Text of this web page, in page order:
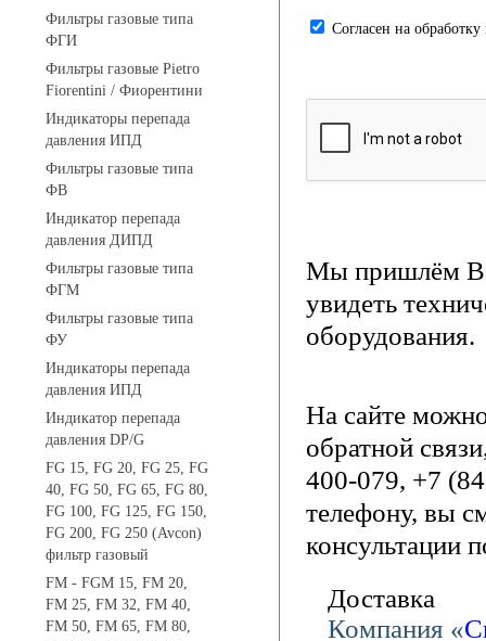
Фильтры газовые типа
ФГИ
Фильтры газовые Pietro
Fiorentini / Фиорентини
Индикаторы перепада
давления ИПД
Фильтры газовые типа
ФВ
Индикатор перепада
давления ДИПД
Фильтры газовые типа
ФГМ
Фильтры газовые типа
ФУ
Индикаторы перепада
давления ИПД
Индикатор перепада
давления DP/G
FG 15, FG 20, FG 25, FG
40, FG 50, FG 65, FG 80,
FG 100, FG 125, FG 150,
FG 200, FG 250 (Avcon)
фильтр газовый
FM - FGM 15, FM 20,
FM 25, FM 32, FM 40,
FM 50, FM 65, FM 80,
Cогласен на
Мы пришлём
увидеть
оборудования.
На сайте
обратной
400-079, +7
телефону, вы
консультации
Доставка
Компания «